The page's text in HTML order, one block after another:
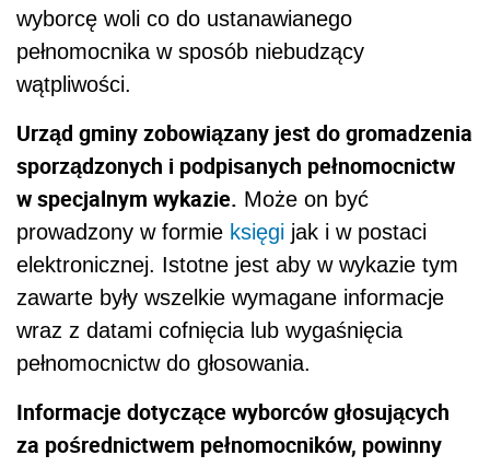
wyborcę woli co do ustanawianego
pełnomocnika w sposób niebudzący
wątpliwości.
Urząd gminy zobowiązany jest do gromadzenia
sporządzonych i podpisanych pełnomocnictw
w specjalnym wykazie. Może on być
prowadzony w formie księgi jak i w postaci
elektronicznej. Istotne jest aby w wykazie tym
zawarte były wszelkie wymagane informacje
wraz z datami cofnięcia lub wygaśnięcia
pełnomocnictw do głosowania.
Informacje dotyczące wyborców głosujących
za pośrednictwem pełnomocników, powinny